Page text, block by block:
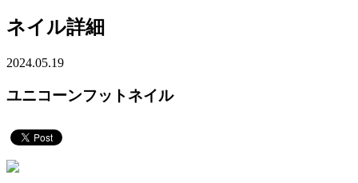
ネイル詳細
2024.05.19
ユニコーンフットネイル